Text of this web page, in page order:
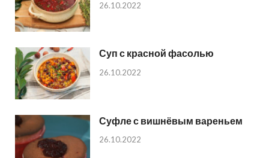
26.10.2022
Суп с красной фасолью
26.10.2022
Суфле с вишнёвым вареньем
26.10.2022